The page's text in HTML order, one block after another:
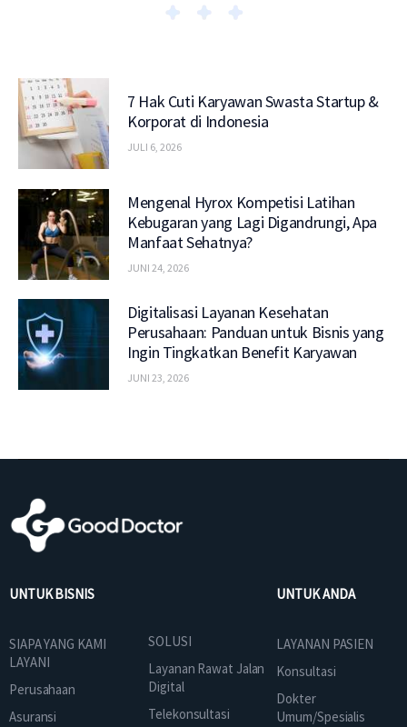
7 Hak Cuti Karyawan Swasta Startup &
Korporat di Indonesia
JULI 6, 2026
Mengenal Hyrox Kompetisi Latihan
Kebugaran yang Lagi Digandrungi, Apa
Manfaat Sehatnya?
JUNI 24, 2026
Digitalisasi Layanan Kesehatan
Perusahaan: Panduan untuk Bisnis yang
Ingin Tingkatkan Benefit Karyawan
JUNI 23, 2026
UNTUK BISNIS
SIAPA YANG KAMI
LAYANI
Perusahaan
Asuransi
SOLUSI
Layanan Rawat Jalan
Digital
Telekonsultasi
UNTUK ANDA
LAYANAN PASIEN
Konsultasi
Dokter
Umum/Spesialis